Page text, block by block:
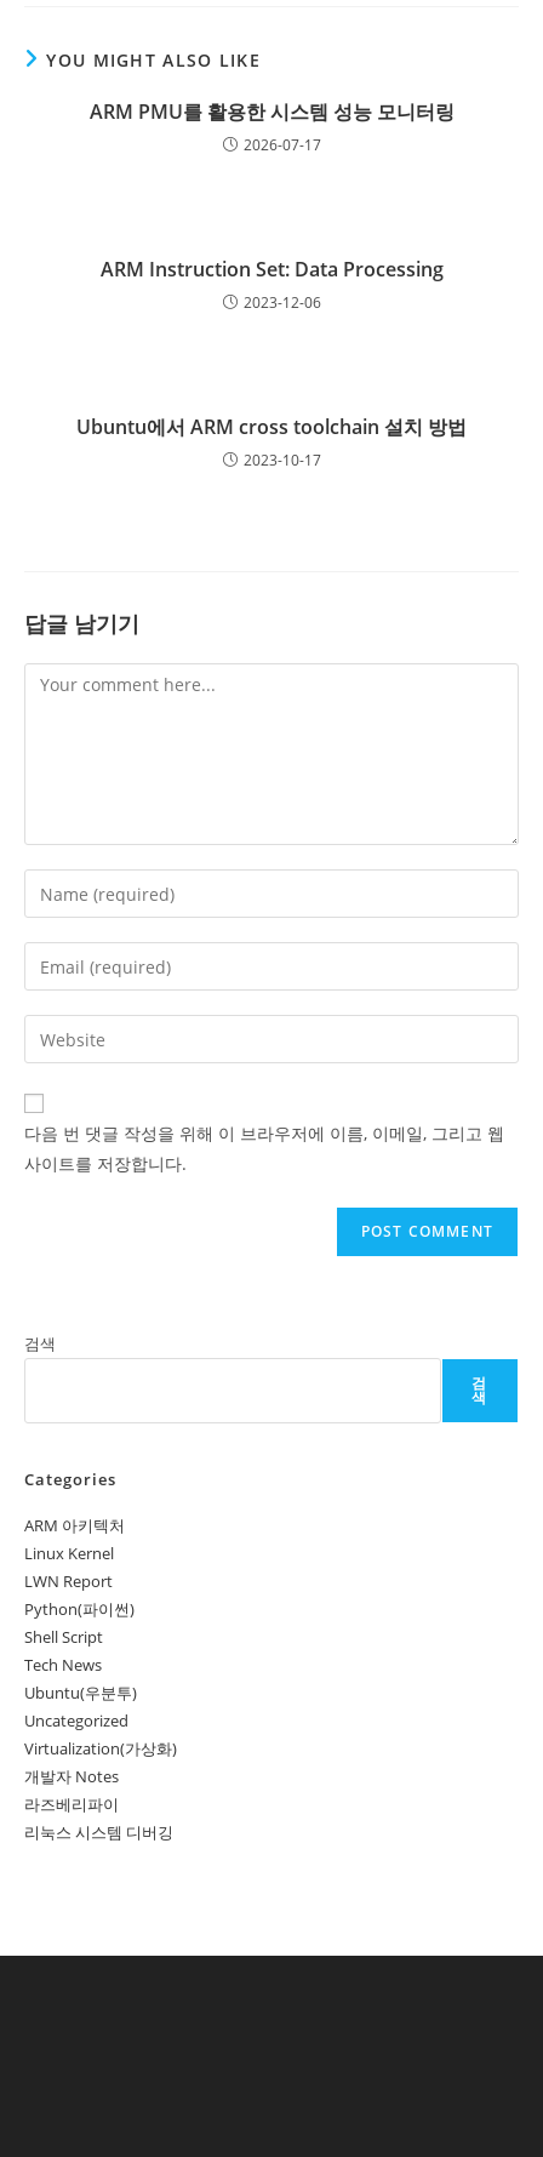
YOU MIGHT ALSO LIKE
ARM PMU를 활용한 시스템 성능 모니터링
2026-07-17
ARM Instruction Set: Data Processing
2023-12-06
Ubuntu에서 ARM cross toolchain 설치 방법
2023-10-17
답글 남기기
Comment
Enter
your
name
comment
Enter
your
email
address
comment
Enter
your
website
URL
(optional)
다음 번 댓글 작성을 위해 이 브라우저에 이름, 이메일, 그리고 웹
사이트를 저장합니다.
검색
검
색
Categories
ARM 아키텍처
Linux Kernel
LWN Report
Python(파이썬)
Shell Script
Tech News
Ubuntu(우분투)
Uncategorized
Virtualization(가상화)
개발자 Notes
라즈베리파이
리눅스 시스템 디버깅